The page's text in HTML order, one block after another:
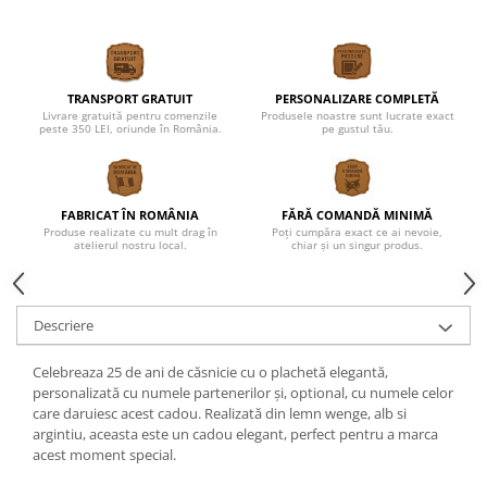
TRANSPORT GRATUIT
Livrare gratuită pentru comenzile
peste 350 LEI, oriunde în România.
PERSONALIZARE COMPLETĂ
Produsele noastre sunt lucrate exact
pe gustul tău.
FABRICAT ÎN ROMÂNIA
Produse realizate cu mult drag în
atelierul nostru local.
FĂRĂ COMANDĂ MINIMĂ
Poți cumpăra exact ce ai nevoie,
chiar și un singur produs.
Descriere
Celebreaza 25 de ani de căsnicie cu o plachetă elegantă,
personalizată cu numele partenerilor și, optional, cu numele celor
care daruiesc acest cadou. Realizată din lemn wenge, alb si
argintiu, aceasta este un cadou elegant, perfect pentru a marca
acest moment special.